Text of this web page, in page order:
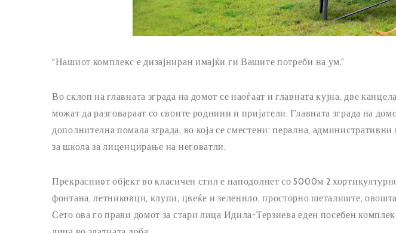
“Нашиот комплекс е дизајниран имајќи ги Вашите потреби на ум.”
Во склоп на главната зграда на домот се наоѓаат и главната кујна, две
можат да разговараат со своите роднини и пријатели. Главната зграда на
дополнителна помала зграда, во која се сместени: перална,
за школа за лиценцирање на неговатли.
Прекрасниoт објект во класичен стил е наподолнет со 5000м 2
фонтана, летниковци, клупи, цвеќе и зеленило, просторно шеталиште,
Сето ова го прави домот за стари лица Идила-Терзиева еден посебен